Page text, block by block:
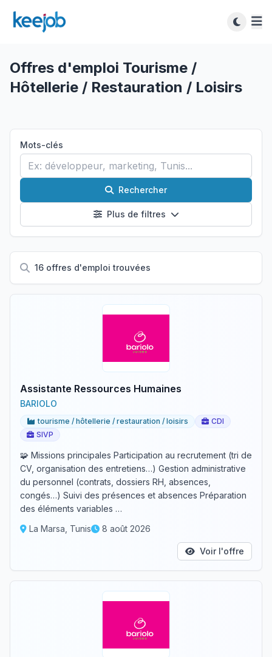
Offres d'emploi Tourisme /
Hôtellerie / Restauration / Loisirs
Mots-clés
Rechercher
Plus de filtres
16 offres d'emploi trouvées
Assistante Ressources Humaines
BARIOLO
tourisme / hôtellerie / restauration / loisirs
CDI
SIVP
🧩 Missions principales Participation au recrutement (tri de
CV, organisation des entretiens…) Gestion administrative
du personnel (contrats, dossiers RH, absences,
congés…) Suivi des présences et absences Préparation
des éléments variables …
La Marsa, Tunis
8 août 2026
Voir l'offre